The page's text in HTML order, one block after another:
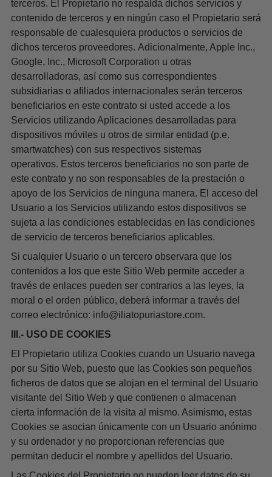
terceros. El Propietario no respalda dichos servicios y
contenido de terceros y en ningún caso el Propietario será
responsable de cualesquiera productos o servicios de
dichos terceros proveedores. Adicionalmente, Apple Inc.,
Google, Inc., Microsoft Corporation u otras
desarrolladoras, así como sus correspondientes
subsidiarias o afiliados internacionales serán terceros
beneficiarios en este contrato si usted accede a los
Servicios utilizando Aplicaciones desarrolladas para
dispositivos móviles u otros de similar entidad (p.e.
smartwatches) con sus respectivos sistemas
operativos. Estos terceros beneficiarios no son parte de
este contrato y no son responsables de la prestación o
apoyo de los Servicios de ninguna manera. El acceso del
Usuario a los Servicios utilizando estos dispositivos se
sujeta a las condiciones establecidas en las condiciones
de servicio de terceros beneficiarios aplicables.
Si cualquier Usuario o un tercero observara que los
contenidos a los que este Sitio Web permite acceder a
través de enlaces pueden ser contrarios a las leyes, la
moral o el orden público, deberá informar a través del
correo electrónico: info@iliatopuriastore.com.
III.- USO DE COOKIES
El Propietario utiliza Cookies cuando un Usuario navega
por su Sitio Web, puesto que las Cookies son pequeños
ficheros de datos que se alojan en el terminal del Usuario
visitante del Sitio Web y que contienen o almacenan
cierta información de la visita al mismo. Asimismo, estas
Cookies se asocian únicamente con un Usuario anónimo
y su ordenador y no proporcionan referencias que
permitan deducir el nombre y apellidos del Usuario.